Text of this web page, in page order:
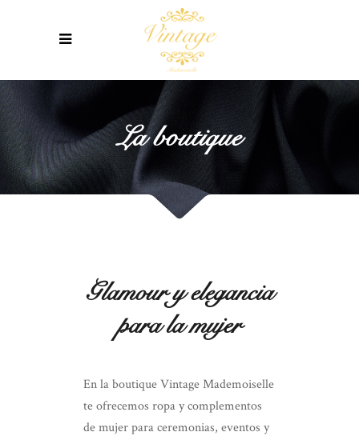
La boutique
Glamour y elegancia
para la mujer
En la boutique Vintage Mademoiselle
te ofrecemos ropa y complementos
de mujer para ceremonias, eventos y